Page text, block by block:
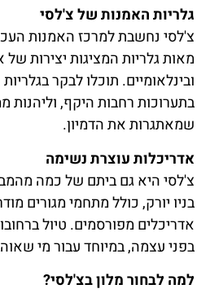
גלריות האמנות של צ'לסי
צ'לסי נחשבת למרכז האמנות
מאות גלריות המציגות יצירות של
ובינלאומיים. תוכלו לבקר
בתערוכות רחבות היקף, וליהנות
שמאתגרות את הדמיון.
אדריכלות עוצרת נשימה
צ'לסי היא גם ביתם של כמה
בניו יורק, כולל מתחמי מגורים
אדריכלים מפורסמים. טיול
בפני עצמה, במיוחד עבור מי
למה לבחור מלון בצ'לסי?